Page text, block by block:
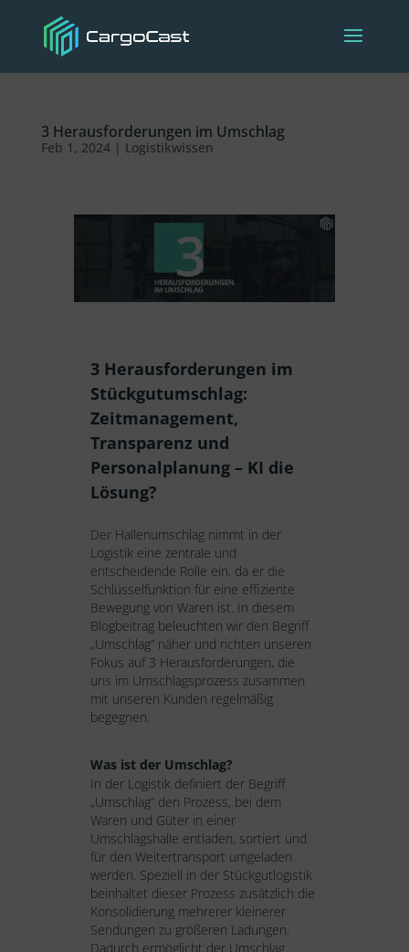
3 Herausforderungen im Umschlag
Feb 1, 2024| Logistikwissen
3 Herausforderungen im
Stückgutumschlag:
Zeitmanagement,
Transparenz und
Personalplanung – KI die
Lösung?
Der Hallenumschlag nimmt in der
Logistik eine zentrale und
entscheidende Rolle ein, da er die
Schlüsselfunktion für eine effiziente
Bewegung von Waren ist. In diesem
Blogbeitrag beleuchten wir den Begriff
„Umschlag“ näher und richten unseren
Fokus auf 3 Herausforderungen, die
uns im Umschlagsprozess zusammen
mit unseren Kunden regelmäßig
begegnen.
Was ist der Umschlag?
In der Logistik definiert der Begriff
„Umschlag“ den Prozess, bei dem
Waren und Güter in einer
Umschlagshalle entladen, sortiert und
für den Weitertransport umgeladen
werden. Speziell in der Stückgutlogistik
beinhaltet dieser Prozess zusätzlich die
Konsolidierung mehrerer kleinerer
Sendungen zu größeren Ladungen.
Dadurch ermöglicht der Umschlag